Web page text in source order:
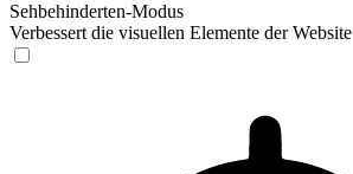
Sehbehinderten-Modus
Verbessert die visuellen Elemente der Website